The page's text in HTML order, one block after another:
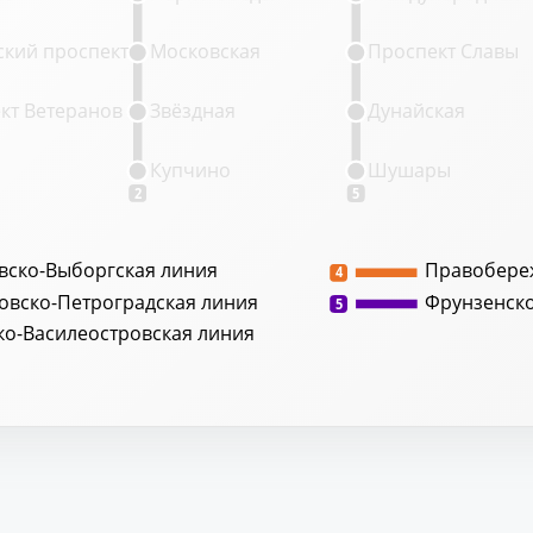
Выборгская линия
Петроградская линия
Василеостровская линия
4
5
2 5
Ветеранов
проспект
Купчино
Звёздная
Московская Проспект Славы
Дунайская
Шушары